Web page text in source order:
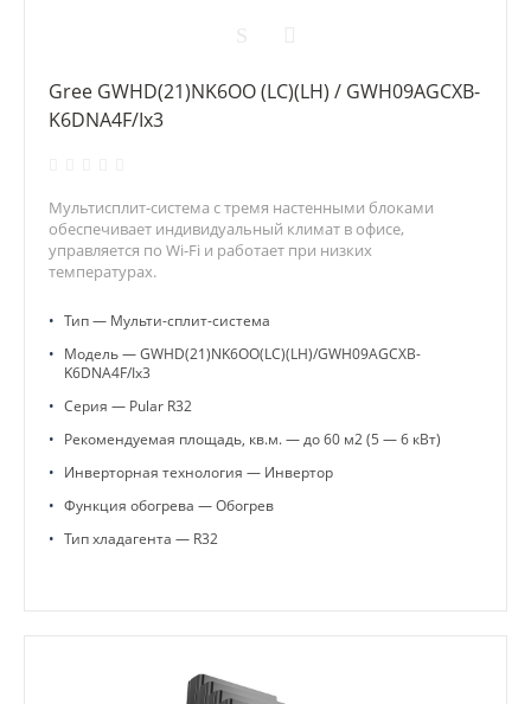
Gree GWHD(21)NK6OO (LC)(LH) / GWH09AGCXB-
K6DNA4F/Ix3
Мультисплит-система с тремя настенными блоками
обеспечивает индивидуальный климат в офисе,
управляется по Wi-Fi и работает при низких
температурах.
• Тип — Мульти-сплит-система
• Модель — GWHD(21)NK6OO(LC)(LH)/GWH09AGCXB-
K6DNA4F/Ix3
• Серия — Pular R32
• Рекомендуемая площадь, кв.м. — до 60 м2 (5 — 6 кВт)
• Инверторная технология — Инвертор
• Функция обогрева — Обогрев
• Тип хладагента — R32